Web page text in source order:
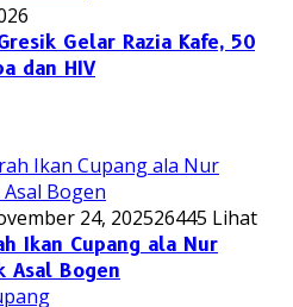
Gelar Razia Kafe, 50
dan HIV
24, 202526445 Lihat
Ikan Cupang ala Nur
Asal Bogen